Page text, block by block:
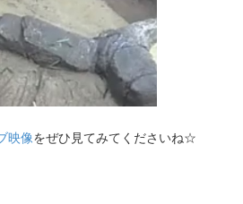
映像をぜひ見てみてくださいね☆